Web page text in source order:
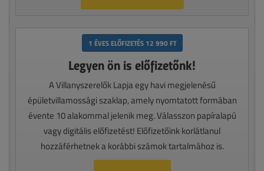
1 ÉVES ELŐFIZETÉS 12 990 FT
Legyen ön is előfizetőnk!
A Villanyszerelők Lapja egy havi megjelenésű
épületvillamossági szaklap, amely nyomtatott formában
évente 10 alakommal jelenik meg. Válasszon papíralapú
vagy digitális előfizetést! Előfizetőink korlátlanul
hozzáférhetnek a korábbi számok tartalmához is.